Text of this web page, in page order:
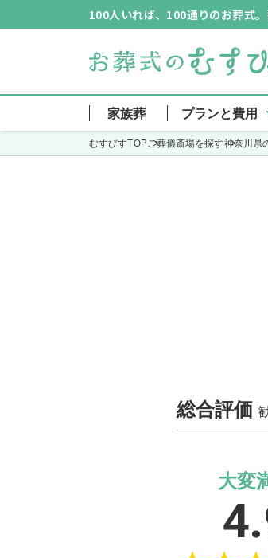
100人いれば、100通りのお葬式
家族葬 プランと費用
むすびすTOPご葬儀斎場を探す神奈川県
総合評価
大変